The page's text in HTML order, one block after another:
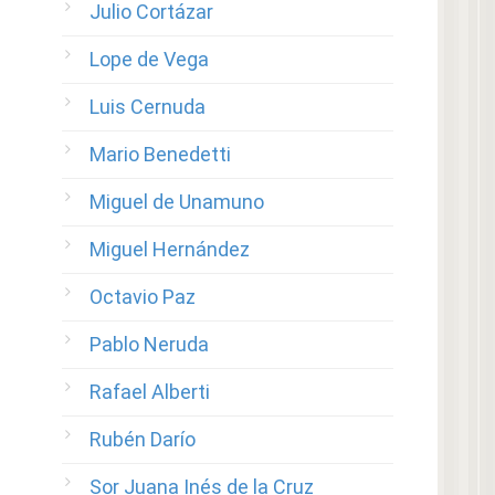
Julio Cortázar
Lope de Vega
Luis Cernuda
Mario Benedetti
Miguel de Unamuno
Miguel Hernández
Octavio Paz
Pablo Neruda
Rafael Alberti
Rubén Darío
Sor Juana Inés de la Cruz